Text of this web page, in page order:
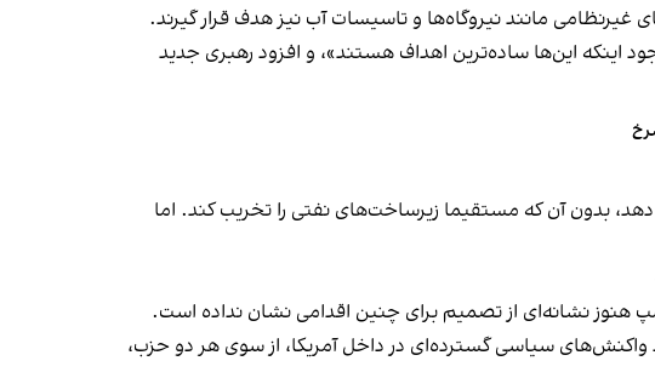
مانند نیروگاه‌ها و تاسیسات آب نیز هدف قرار گیرند.
اینکه این‌ها ساده‌ترین اهداف هستند»، و افزود رهبری جدید
دهد، بدون آن که مستقیما زیرساخت‌های نفتی را تخریب کند. اما
هنوز نشانه‌ای از تصمیم برای چنین اقدامی نشان نداده است.
واکنش‌های سیاسی گسترده‌ای در داخل آمریکا، از سوی هر دو حزب،